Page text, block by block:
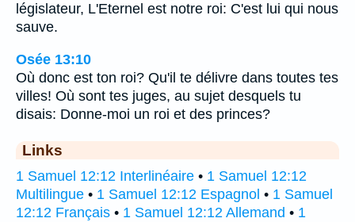
législateur, L'Eternel est notre roi: C'est lui qui nous
sauve.
Osée 13:10
Où donc est ton roi? Qu'il te délivre dans toutes tes
villes! Où sont tes juges, au sujet desquels tu
disais: Donne-moi un roi et des princes?
Links
1 Samuel 12:12 Interlinéaire • 1 Samuel 12:12
Multilingue • 1 Samuel 12:12 Espagnol • 1 Samuel
12:12 Français • 1 Samuel 12:12 Allemand • 1